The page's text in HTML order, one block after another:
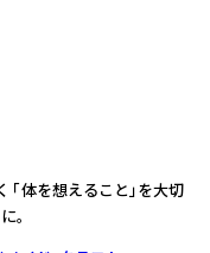
「体を想えること」を大切
。